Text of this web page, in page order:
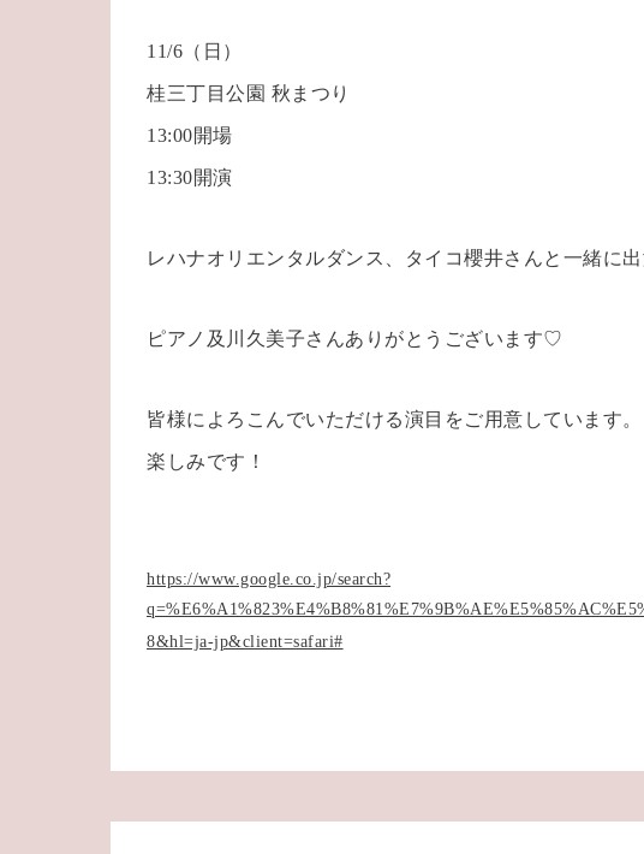
11/6（日）
桂三丁目公園 秋まつり
13:00開場
13:30開演
レハナオリエンタルダンス、タイコ櫻井さんと一緒に
ピアノ及川久美子さんありがとうございます♡
皆様によろこんでいただける演目をご用意しています。
楽しみです！
https://www.google.co.jp/search?
8&hl=ja-jp&client=safari#